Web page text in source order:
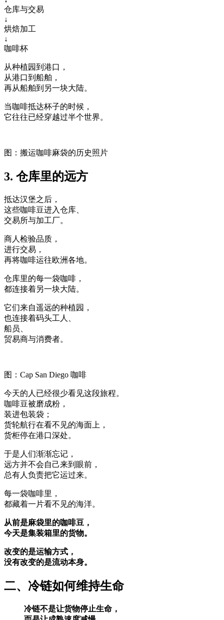
仓库与交易
↓
烘焙加工
↓
咖啡杯
从种植园到港口，
从港口到船舶，
再从船舶到另一块大陆。
当咖啡抵达杯子的时候，
它往往已经穿越过半个世界。
图：搬运咖啡麻袋的历史照片
3. 仓库里的远方
抵达汉堡之后，
这些咖啡豆进入仓库、
交易所与加工厂。
商人检验品质，
进行交易，
再将咖啡运往欧洲各地。
仓库里的每一袋咖啡，
都连接着另一块大陆。
它们来自遥远的种植园，
也连接着码头工人、
船员、
贸易商与消费者。
图：Cap San Diego 咖啡
今天的人已经很少看见这段旅程。
咖啡豆被磨成粉，
装进包装袋；
货轮航行在看不见的海面上，
货柜停在港口深处。
于是人们渐渐忘记，
远方并不会自己来到眼前，
总有人负责把它运过来。
每一袋咖啡里，
都藏着一片看不见的海洋。
从前是麻袋里的咖啡豆，
今天是集装箱里的货物。
改变的是运输方式，
没有改变的是流动本身。
二、冷链如何维持生命
冷链不是让货物停止生命，